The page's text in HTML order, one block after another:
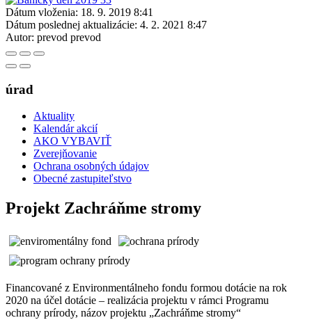
Dátum vloženia: 18. 9. 2019 8:41
Dátum poslednej aktualizácie: 4. 2. 2021 8:47
Autor: prevod prevod
úrad
Aktuality
Kalendár akcií
AKO VYBAVIŤ
Zverejňovanie
Ochrana osobných údajov
Obecné zastupiteľstvo
Projekt Zachráňme stromy
Financované z Environmentálneho fondu formou dotácie na rok
2020 na účel dotácie – realizácia projektu v rámci Programu
ochrany prírody, názov projektu „Zachráňme stromy“